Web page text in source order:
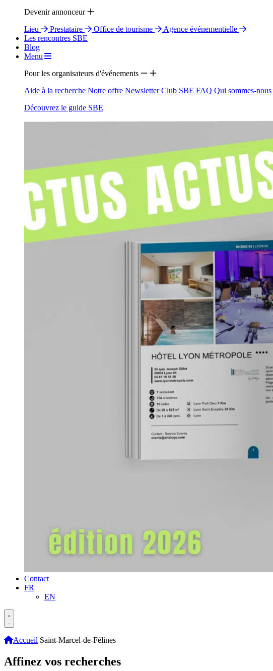
Devenir annonceur
Lieu
Prestataire Office de tourisme
Agence événementielle
Les rencontres SBE
Blog
Menu
Pour les organisateurs d'événements
Aide à la recherche Notre offre NewsletterClub SBE FAQ Qui sommes-nous
Découvrez le guide SBE
Contact
FR
EN
Accueil Saint-Marcel-de-Félines
Affinez vos recherches